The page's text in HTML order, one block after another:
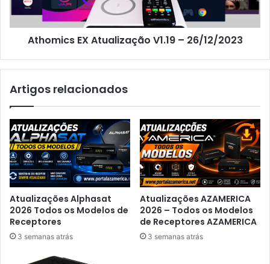
Athomics EX Atualização V1.19 – 26/12/2023
Artigos relacionados
Atualizações Alphasat
2026 Todos os Modelos de
Receptores
3 semanas atrás
Atualizações AZAMERICA
2026 – Todos os Modelos
de Receptores AZAMERICA
3 semanas atrás